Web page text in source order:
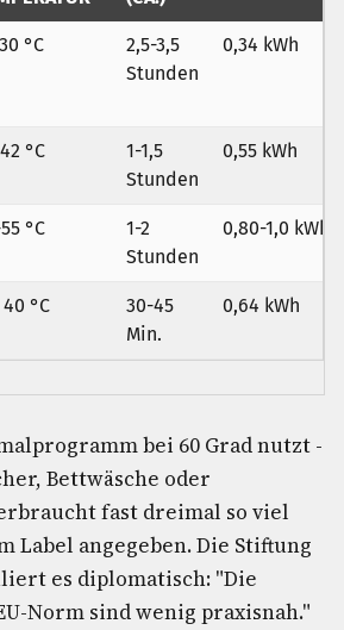
°C
2,5-3,5
Stunden
0,34 kWh
°C
1-1,5
Stunden
0,55 kWh
°C
1-2
Stunden
0,80-1,0 kWh
°C
30-45
Min.
0,64 kWh
bei 60 Grad nutzt -
Bettwäsche oder
fast dreimal so viel
Label angegeben. Die Stiftung
es diplomatisch: "Die
Norm sind wenig praxisnah."